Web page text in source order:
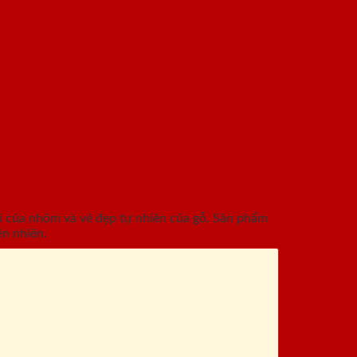
nhôm và vẻ đẹp tự nhiên của gỗ. Sản phẩm
nhiên.